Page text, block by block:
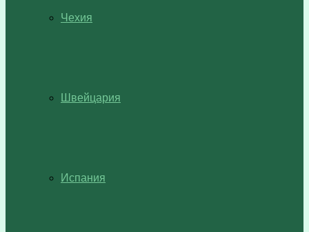
Чехия
Швейцария
Испания